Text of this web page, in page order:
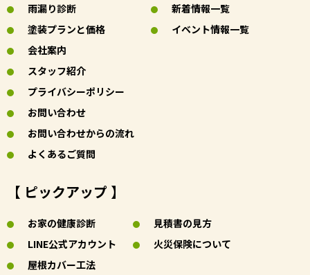
雨漏り診断
塗装プランと価格
新着情報一覧
イベント情報一覧
会社案内
スタッフ紹介
プライバシーポリシー
お問い合わせ
お問い合わせからの流れ
よくあるご質問
【 ピックアップ 】
お家の健康診断
LINE公式アカウント
屋根カバー工法
見積書の見方
火災保険について